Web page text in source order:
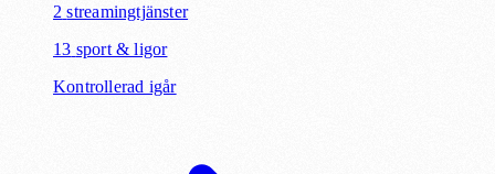
2 streamingtjänster
13 sport & ligor
Kontrollerad igår